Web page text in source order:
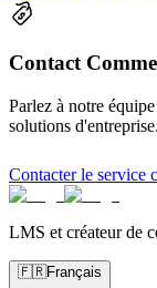
Contact
Parlez à notre
solutions d'entreprise.
Contacter le service
LMS et créateur de
🇫🇷Français